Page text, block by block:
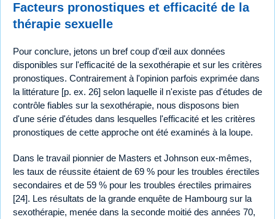
Facteurs pronostiques et efficacité de la
thérapie sexuelle
Pour conclure, jetons un bref coup d'œil aux données
disponibles sur l'efficacité de la sexothérapie et sur les critères
pronostiques. Contrairement à l'opinion parfois exprimée dans
la littérature [p. ex. 26] selon laquelle il n'existe pas d'études de
contrôle fiables sur la sexothérapie, nous disposons bien
d'une série d'études dans lesquelles l'efficacité et les critères
pronostiques de cette approche ont été examinés à la loupe.
Dans le travail pionnier de Masters et Johnson eux-mêmes,
les taux de réussite étaient de 69 % pour les troubles érectiles
secondaires et de 59 % pour les troubles érectiles primaires
[24]. Les résultats de la grande enquête de Hambourg sur la
sexothérapie, menée dans la seconde moitié des années 70,